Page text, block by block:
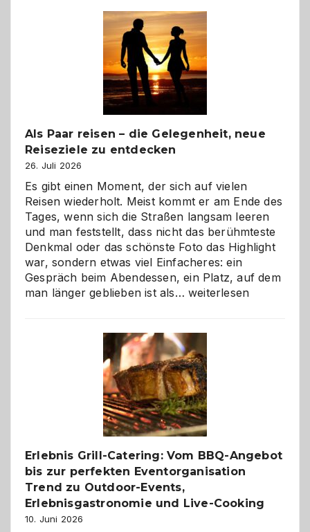
Als Paar reisen – die Gelegenheit, neue
Reiseziele zu entdecken
26. Juli 2026
Es gibt einen Moment, der sich auf vielen
Reisen wiederholt. Meist kommt er am Ende des
Tages, wenn sich die Straßen langsam leeren
und man feststellt, dass nicht das berühmteste
Denkmal oder das schönste Foto das Highlight
war, sondern etwas viel Einfacheres: ein
Gespräch beim Abendessen, ein Platz, auf dem
man länger geblieben ist als… Als
–
die
Gelegenheit,
neue
Reiseziele
zu
entdecken
weiterlesen
Erlebnis Grill-Catering: Vom BBQ-Angebot
bis zur perfekten Eventorganisation
Trend zu Outdoor-Events,
Erlebnisgastronomie und Live-Cooking
10. Juni 2026